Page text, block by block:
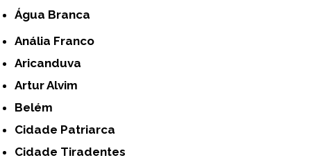
Água Branca
Anália Franco
Aricanduva
Artur Alvim
Belém
Cidade Patriarca
Cidade Tiradentes